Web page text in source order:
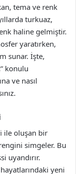
tema ve renk
turkuaz,
haline gelmiştir.
yaratırken,
sunar. İşte,
konulu
ve nasıl
ile oluşan bir
simgeler. Bu
uyandırır.
yeni